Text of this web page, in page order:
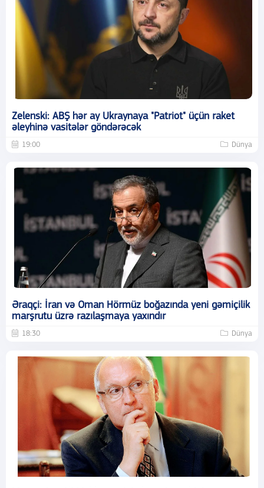
Zelenski: ABŞ hər ay Ukraynaya "Patriot" üçün raket
əleyhinə vasitələr göndərəcək
19:00 Dünya
Əraqçi: İran və Oman Hörmüz boğazında yeni gəmiçilik
marşrutu üzrə razılaşmaya yaxındır
18:30 Dünya